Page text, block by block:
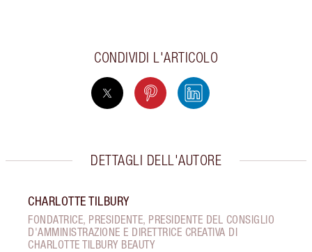
CONDIVIDI L'ARTICOLO
DETTAGLI DELL'AUTORE
CHARLOTTE TILBURY
FONDATRICE, PRESIDENTE, PRESIDENTE DEL CONSIGLIO
D'AMMINISTRAZIONE E DIRETTRICE CREATIVA DI
CHARLOTTE TILBURY BEAUTY